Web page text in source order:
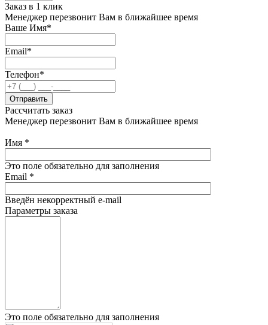
Заказ в 1 клик
Менеджер перезвонит Вам в ближайшее время
Ваше Имя*
Email*
Телефон*
Отправить
Рассчитать заказ
Менеджер перезвонит Вам в ближайшее время
Имя *
Это поле обязательно для заполнения
Email *
Введён некорректный e-mail
Параметры заказа
Это поле обязательно для заполнения